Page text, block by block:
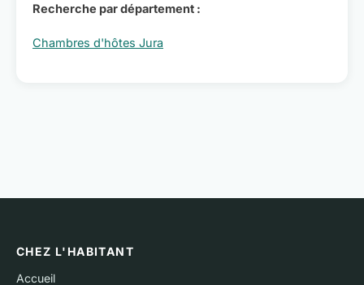
Recherche par département :
Chambres d'hôtes Jura
CHEZ L'HABITANT
Accueil